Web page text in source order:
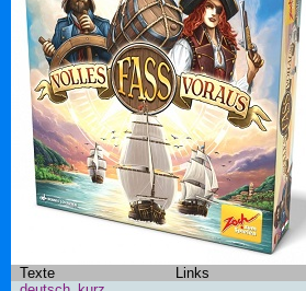
Texte Links